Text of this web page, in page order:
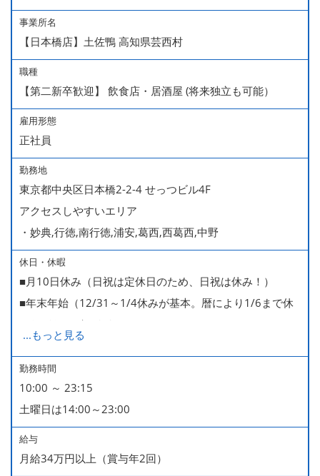
事業所名
【日本橋店】土佐鴨 高知県芸西村
職種
【第二新卒歓迎】 飲食店・居酒屋 (将来独立も可能）
雇用形態
正社員
勤務地
東京都中央区日本橋2-2-4 せっつビル4F
アクセスしやすいエリア
・妙典,行徳,南行徳,浦安,葛西,西葛西,中野
休日・休暇
■月10日休み（日祝は定休日のため、日祝は休み！）
■年末年始（12/31～1/4休みが基本。暦により1/6まで休
みなどもございます）
■GW・お盆（暦通り）
■有給休暇
■慶弔休暇
■産休・育休（男性育休取得4名・女性産休2名・育休復帰
率100％ ＊2023～2025年実績）
...もっと見る
勤務時間
10:00 ～ 23:15
土曜日は14:00～23:00
給与
月給34万円以上（賞与年2回）